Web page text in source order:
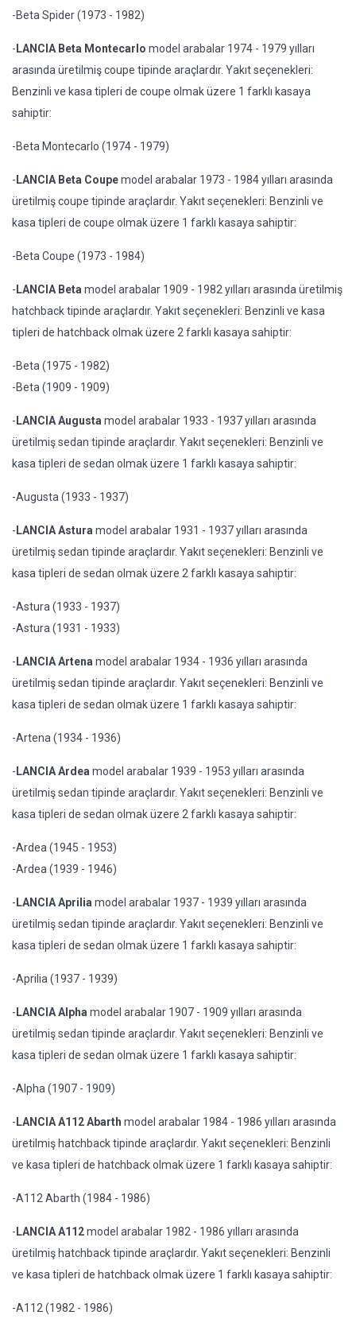
-Beta Spider (1973 - 1982)
- LANCIA Beta Montecarlo model arabalar 1974 - 1979 yılları
arasında üretilmiş coupe tipinde araçlardır. Yakıt seçenekleri:
Benzinli ve kasa tipleri de coupe olmak üzere 1 farklı kasaya
sahiptir:
-Beta Montecarlo (1974 - 1979)
- LANCIA Beta Coupemodel arabalar 1973 - 1984 yılları arasında
üretilmiş coupe tipinde araçlardır. Yakıt seçenekleri: Benzinli ve
kasa tipleri de coupe olmak üzere 1 farklı kasaya sahiptir:
-Beta Coupe (1973 - 1984)
- LANCIA Beta model arabalar 1909 - 1982 yılları arasında üretilmiş
hatchback tipinde araçlardır. Yakıt seçenekleri: Benzinli ve kasa
tipleri de hatchback olmak üzere 2 farklı kasaya sahiptir:
-Beta (1975 - 1982)
-Beta (1909 - 1909)
- LANCIA Augusta model arabalar 1933 - 1937 yılları arasında
üretilmiş sedan tipinde araçlardır. Yakıt seçenekleri: Benzinli ve
kasa tipleri de sedan olmak üzere 1 farklı kasaya sahiptir:
-Augusta (1933 - 1937)
- LANCIA Astura model arabalar 1931 - 1937 yılları arasında
üretilmiş sedan tipinde araçlardır. Yakıt seçenekleri: Benzinli ve
kasa tipleri de sedan olmak üzere 2 farklı kasaya sahiptir:
-Astura (1933 - 1937)
-Astura (1931 - 1933)
- LANCIA Artena model arabalar 1934 - 1936 yılları arasında
üretilmiş sedan tipinde araçlardır. Yakıt seçenekleri: Benzinli ve
kasa tipleri de sedan olmak üzere 1 farklı kasaya sahiptir:
-Artena (1934 - 1936)
- LANCIA Ardea model arabalar 1939 - 1953 yılları arasında
üretilmiş sedan tipinde araçlardır. Yakıt seçenekleri: Benzinli ve
kasa tipleri de sedan olmak üzere 2 farklı kasaya sahiptir:
-Ardea (1945 - 1953)
-Ardea (1939 - 1946)
- LANCIA Aprilia model arabalar 1937 - 1939 yılları arasında
üretilmiş sedan tipinde araçlardır. Yakıt seçenekleri: Benzinli ve
kasa tipleri de sedan olmak üzere 1 farklı kasaya sahiptir:
-Aprilia (1937 - 1939)
- LANCIA Alpha model arabalar 1907 - 1909 yılları arasında
üretilmiş sedan tipinde araçlardır. Yakıt seçenekleri: Benzinli ve
kasa tipleri de sedan olmak üzere 1 farklı kasaya sahiptir:
-Alpha (1907 - 1909)
- LANCIA A112 Abarth model arabalar 1984 - 1986 yılları arasında
üretilmiş hatchback tipinde araçlardır. Yakıt seçenekleri: Benzinli
ve kasa tipleri de hatchback olmak üzere 1 farklı kasaya sahiptir:
-A112 Abarth (1984 - 1986)
- LANCIA A112model arabalar 1982 - 1986 yılları arasında
üretilmiş hatchback tipinde araçlardır. Yakıt seçenekleri: Benzinli
ve kasa tipleri de hatchback olmak üzere 1 farklı kasaya sahiptir:
-A112 (1982 - 1986)